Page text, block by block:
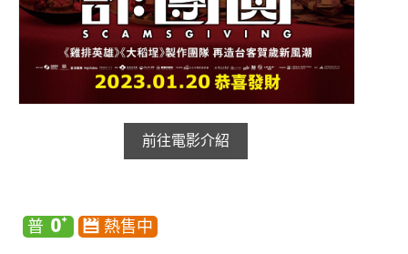
前往電影介紹
商家介紹
加入iShow
會員Q&A